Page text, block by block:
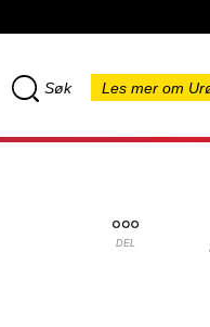
Søk Les mer om
DEL